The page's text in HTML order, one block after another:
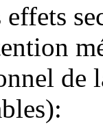
de